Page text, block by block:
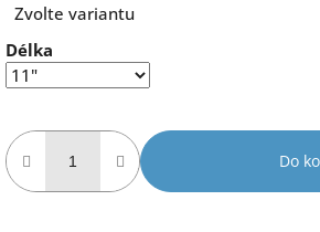
cena:
Zvolte variantu
Délka
Do